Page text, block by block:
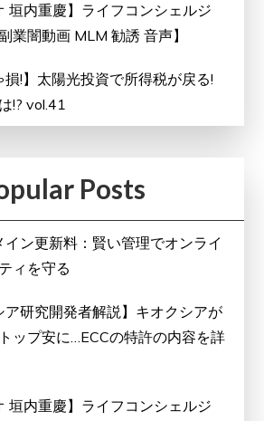
垣内重慶】ライフコンシェルジ
業闇動画 MLM 勧誘 音声】
損!】太陽光投資で所得税が戻る!
!? vol.41
Posts
イン更新料：賢い管理でオンライ
ィを守る
ア研究開発者解説】キオクシアが
ップ安に…ECCの特許の内容を詳
垣内重慶】ライフコンシェルジ